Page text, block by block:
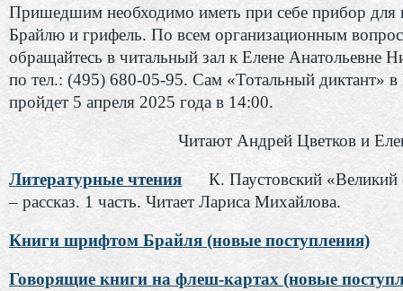
Пришедшим необходимо иметь при себе прибор для
Брайлю и грифель. По всем организационным
обращайтесь в читальный зал к Елене Анатольевне
по тел.: (495) 680-05-95. Сам «Тотальный диктант»
пройдет 5 апреля 2025 года в 14:00.
Читают Андрей Цветков и
Литературные чтения
К. Паустовский «Великий
– рассказ. 1 часть. Читает Лариса Михайлова.
Книги шрифтом Брайля (новые поступления)
Говорящие книги на флеш-картах (новые